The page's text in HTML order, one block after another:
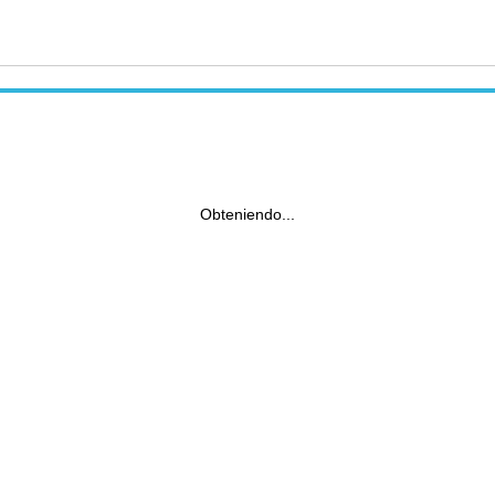
Obteniendo...